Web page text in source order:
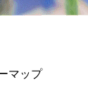
マップ